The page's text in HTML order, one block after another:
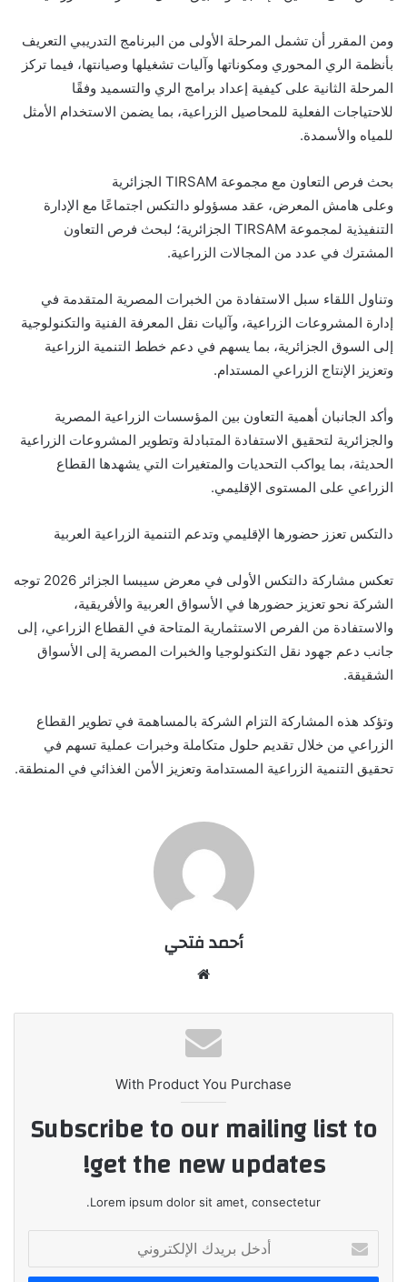
ومن المقرر أن تشمل المرحلة الأولى من البرنامج التدريبي التعريف
بأنظمة الري المحوري ومكوناتها وآليات تشغيلها وصيانتها، فيما تركز
المرحلة الثانية على كيفية إعداد برامج الري والتسميد وفقًا
للاحتياجات الفعلية للمحاصيل الزراعية، بما يضمن الاستخدام الأمثل
للمياه والأسمدة.
بحث فرص التعاون مع مجموعة TIRSAM الجزائرية
وعلى هامش المعرض، عقد مسؤولو دالتكس اجتماعًا مع الإدارة
التنفيذية لمجموعة TIRSAM الجزائرية؛ لبحث فرص التعاون
المشترك في عدد من المجالات الزراعية.
وتناول اللقاء سبل الاستفادة من الخبرات المصرية المتقدمة في
إدارة المشروعات الزراعية، وآليات نقل المعرفة الفنية والتكنولوجية
إلى السوق الجزائرية، بما يسهم في دعم خطط التنمية الزراعية
وتعزيز الإنتاج الزراعي المستدام.
وأكد الجانبان أهمية التعاون بين المؤسسات الزراعية المصرية
والجزائرية لتحقيق الاستفادة المتبادلة وتطوير المشروعات الزراعية
الحديثة، بما يواكب التحديات والمتغيرات التي يشهدها القطاع
الزراعي على المستوى الإقليمي.
دالتكس تعزز حضورها الإقليمي وتدعم التنمية الزراعية العربية
تعكس مشاركة دالتكس الأولى في معرض سيبسا الجزائر 2026 توجه
الشركة نحو تعزيز حضورها في الأسواق العربية والأفريقية،
والاستفادة من الفرص الاستثمارية المتاحة في القطاع الزراعي، إلى
جانب دعم جهود نقل التكنولوجيا والخبرات المصرية إلى الأسواق
الشقيقة.
وتؤكد هذه المشاركة التزام الشركة بالمساهمة في تطوير القطاع
الزراعي من خلال تقديم حلول متكاملة وخبرات عملية تسهم في
تحقيق التنمية الزراعية المستدامة وتعزيز الأمن الغذائي في المنطقة.
أحمد فتحي
With Product You Purchase
Subscribe to our mailing list to
get the new updates!
Lorem ipsum dolor sit amet, consectetur.
بريدك
الإلكتروني